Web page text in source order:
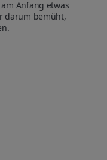
Anfang etwas
darum bemüht,